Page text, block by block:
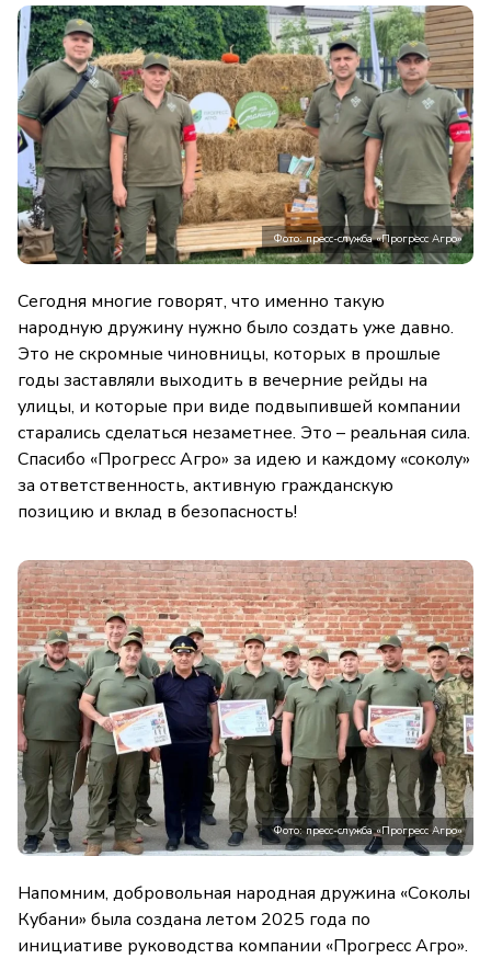
Фото: пресс-служба «Прогресс Агро»
Сегодня многие говорят, что именно такую
народную дружину нужно было создать уже давно.
Это не скромные чиновницы, которых в прошлые
годы заставляли выходить в вечерние рейды на
улицы, и которые при виде подвыпившей компании
старались сделаться незаметнее. Это – реальная сила.
Спасибо «Прогресс Агро» за идею и каждому «соколу»
за ответственность, активную гражданскую
позицию и вклад в безопасность!
Фото: пресс-служба «Прогресс Агро»
Напомним, добровольная народная дружина «Соколы
Кубани» была создана летом 2025 года по
инициативе руководства компании «Прогресс Агро».